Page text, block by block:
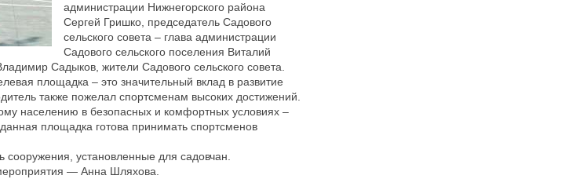
администрации Нижнегорского района
Сергей Гришко, председатель Садового
сельского совета – глава администрации
Садового сельского поселения Виталий
Садыков, жители Садового сельского совета.
площадка – это значительный вклад в развитие
также пожелал спортсменам высоких достижений.
населению в безопасных и комфортных условиях –
площадка готова принимать спортсменов
установленные для садовчан.
— Анна Шляхова.